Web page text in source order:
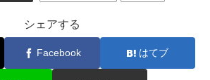
シェアする
Facebook はてブ